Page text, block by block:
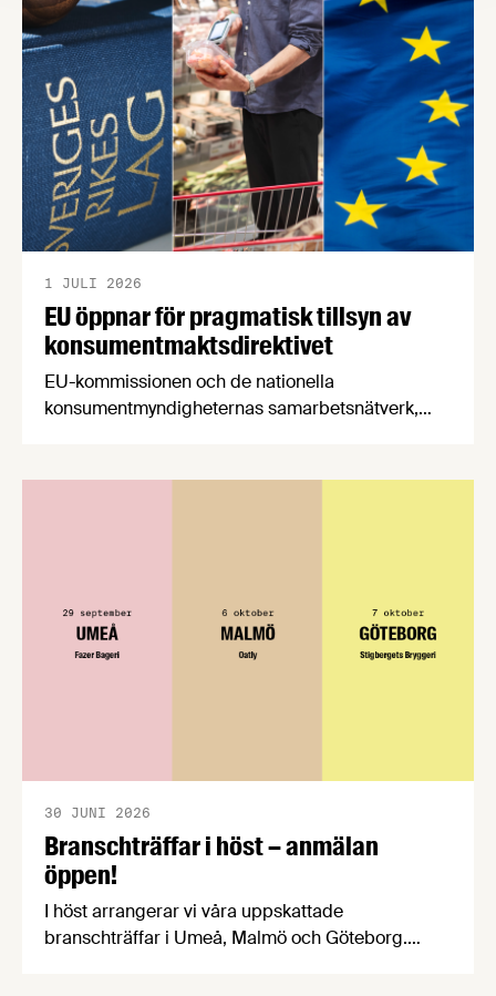
båda syftar till att bana väg för innovationer som
stärker Sveriges livsmedelsförsörjning.
EU öppnar för pragmatisk tillsyn av
konsumentmaktsdirektivet
1 JULI 2026
EU-kommissionen och de nationella
konsumentmyndigheternas samarbetsnätverk,
Branschträffar i höst – anmälan
öppen!
30 JUNI 2026
I höst arrangerar vi våra uppskattade
branschträffar i Umeå, Malmö och Göteborg.